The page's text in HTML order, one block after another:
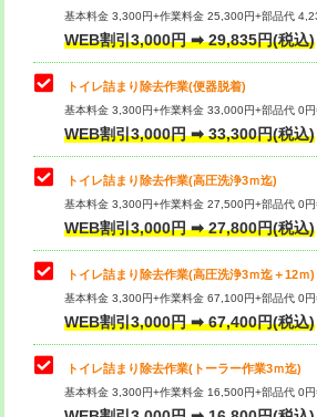
基本料金 3,300円+作業料金 25,300円+部品代
WEB割引3,000円 ➡ 29,835円(税込)
トイレ詰まり除去作業(便器脱着)
基本料金 3,300円+作業料金 33,000円+部品代 0
WEB割引3,000円 ➡ 33,300円(税込)
トイレ詰まり除去作業(高圧洗浄3ｍ迄)
基本料金 3,300円+作業料金 27,500円+部品代 0
WEB割引3,000円 ➡ 27,800円(税込)
トイレ詰まり除去作業(高圧洗浄3ｍ迄＋12ｍ)
基本料金 3,300円+作業料金 67,100円+部品代 0
WEB割引3,000円 ➡ 67,400円(税込)
トイレ詰まり除去作業(トーラー作業3ｍ迄)
基本料金 3,300円+作業料金 16,500円+部品代 0